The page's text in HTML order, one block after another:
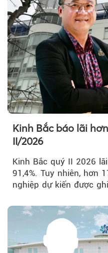
Kinh Bắc báo lãi
II/2026
Kinh Bắc quý II 2026
91,4%. Tuy nhiên, hơn
nghiệp dự kiến được